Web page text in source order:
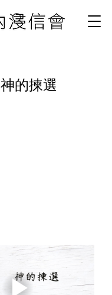
神的揀選